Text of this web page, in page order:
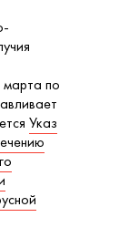
марта по
Указ